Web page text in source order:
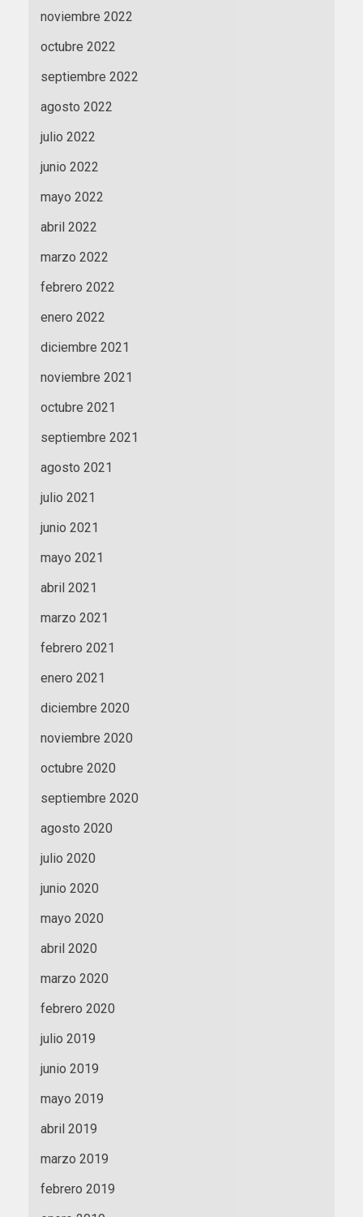
noviembre 2022
octubre 2022
septiembre 2022
agosto 2022
julio 2022
junio 2022
mayo 2022
abril 2022
marzo 2022
febrero 2022
enero 2022
diciembre 2021
noviembre 2021
octubre 2021
septiembre 2021
agosto 2021
julio 2021
junio 2021
mayo 2021
abril 2021
marzo 2021
febrero 2021
enero 2021
diciembre 2020
noviembre 2020
octubre 2020
septiembre 2020
agosto 2020
julio 2020
junio 2020
mayo 2020
abril 2020
marzo 2020
febrero 2020
julio 2019
junio 2019
mayo 2019
abril 2019
marzo 2019
febrero 2019